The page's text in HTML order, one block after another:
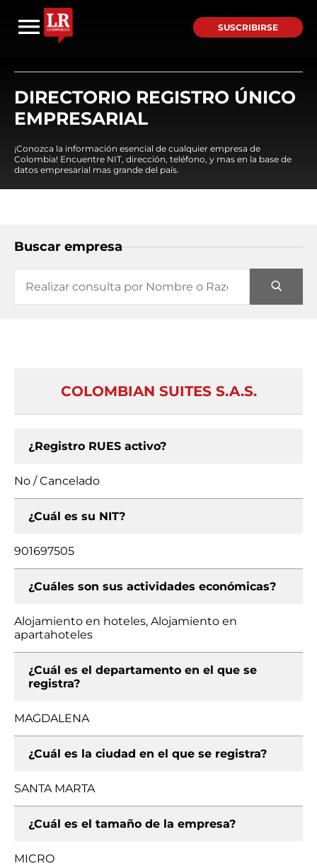
SUSCRIBIRSE
DIRECTORIO REGISTRO ÚNICO
EMPRESARIAL
¡Conozca la información esencial de cualquier empresa de
Colombia! Encuentre NIT, dirección, teléfono, y mas en la base de
datos empresarial mas grande del país.
Buscar empresa
COLOMBIAN SUITES S.A.S.
¿Registro RUES activo?
No / Cancelado
¿Cuál es su NIT?
901697505
¿Cuáles son sus actividades económicas?
Alojamiento en hoteles, Alojamiento en
apartahoteles
¿Cuál es el departamento en el que se
registra?
MAGDALENA
¿Cuál es la ciudad en el que se registra?
SANTA MARTA
¿Cuál es el tamaño de la empresa?
MICRO